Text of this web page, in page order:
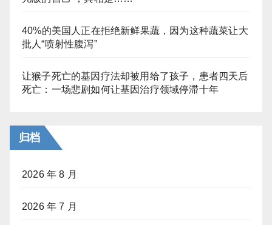
40%的美国人正在拒绝新鲜果蔬，因为这种蔬菜让大
批人“喷射性腹泻”
让猴子死亡的基因疗法却被用给了孩子，患者四天后
死亡：一场悲剧如何让基因治疗领域停滞十年
归档
2026 年 8 月
2026 年 7 月